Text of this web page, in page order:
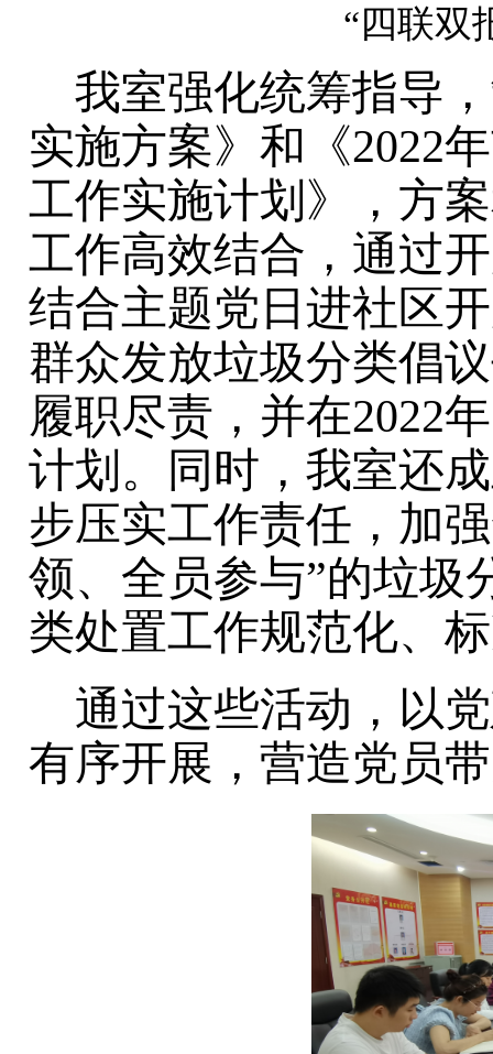
“四联双
我室强化统筹指导
实施方案》和《2022
工作实施计划》，方
工作高效结合，通过
结合主题党日进社区
群众发放垃圾分类倡
履职尽责，并在2022
计划。同时，我室还
步压实工作责任，加
领、全员参与”的垃圾
类处置工作规范化、
通过这些活动，以
有序开展，营造党员